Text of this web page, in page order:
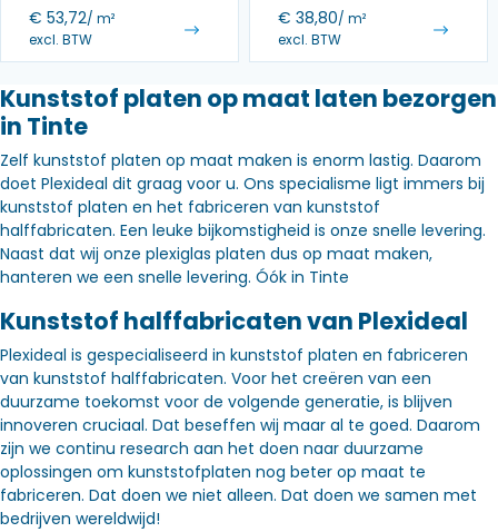
€ 53,72/ m²
excl. BTW
€ 38,80/ m²
excl. BTW
Kunststof platen op maat laten bezorgen
in Tinte
Zelf kunststof platen op maat maken is enorm lastig. Daarom
doet Plexideal dit graag voor u. Ons specialisme ligt immers bij
kunststof platen en het fabriceren van kunststof
halffabricaten. Een leuke bijkomstigheid is onze snelle levering.
Naast dat wij onze plexiglas platen dus op maat maken,
hanteren we een snelle levering. Óók in Tinte
Kunststof halffabricaten van Plexideal
Plexideal is gespecialiseerd in kunststof platen en fabriceren
van kunststof halffabricaten. Voor het creëren van een
duurzame toekomst voor de volgende generatie, is blijven
innoveren cruciaal. Dat beseffen wij maar al te goed. Daarom
zijn we continu research aan het doen naar duurzame
oplossingen om kunststofplaten nog beter op maat te
fabriceren. Dat doen we niet alleen. Dat doen we samen met
bedrijven wereldwijd!